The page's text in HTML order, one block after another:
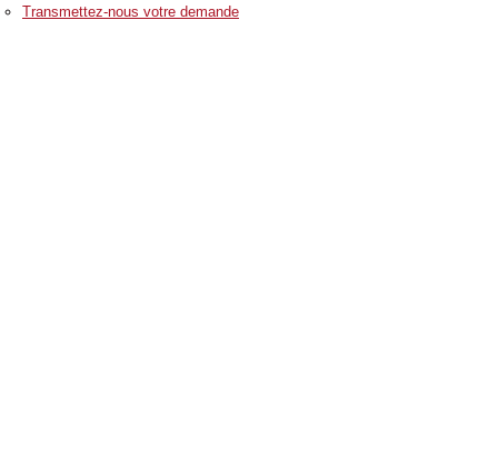
Transmettez-nous votre demande